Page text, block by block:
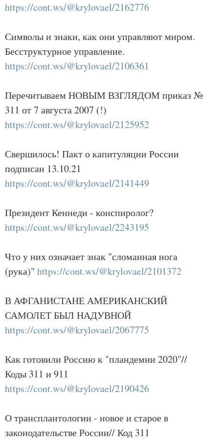
https://cont.ws/@krylovael/2162776
Символы и знаки, как они управляют миром.
Бесструктурное управление.
https://cont.ws/@krylovael/2106361
Перечитываем НОВЫМ ВЗГЛЯДОМ приказ №
311 от 7 августа 2007 (!)
https://cont.ws/@krylovael/2125952
Свершилось! Пакт о капитуляции России
подписан 13.10.21
https://cont.ws/@krylovael/2141449
Президент Кеннеди - конспиролог?
https://cont.ws/@krylovael/2243195
Что у них означает знак "сломанная нога
(рука)" https://cont.ws/@krylovael/2101372
В АФГАНИСТАНЕ АМЕРИКАНСКИЙ
САМОЛЕТ БЫЛ НАДУВНОЙ
https://cont.ws/@krylovael/2067775
Как готовили Россию к "пландемии 2020"//
Коды 311 и 911
https://cont.ws/@krylovael/2190426
О трансплантологии - новое и старое в
законодательстве России// Код 311